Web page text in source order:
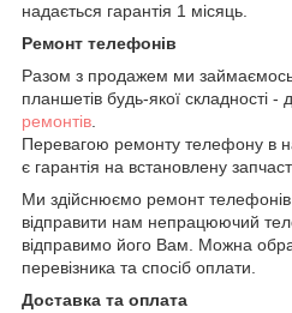
надається гарантія 1 місяць.
Ремонт телефонів
Разом з продажем ми
планшетів будь-якої складності -
ремонтів
Перевагою ремонту телефону в
є гарантія на встановлену
Ми здійснюємо ремонт
відправити нам непрацюючий
відправимо його Вам. Можна
перевізника та спосіб оплати.
Доставка та оплата